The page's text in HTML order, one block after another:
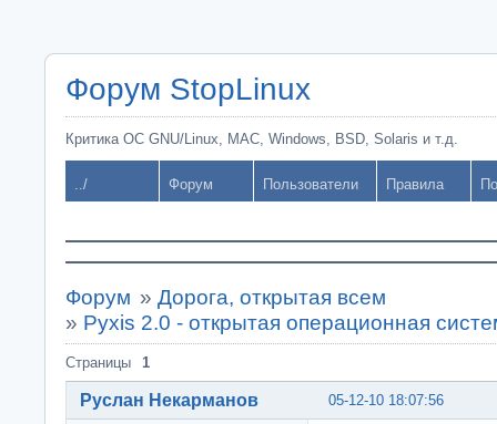
Форум StopLinux
Критика ОС GNU/Linux, MAC, Windows, BSD, Solaris и т.д.
../ Форум Пользователи Правила
Форум » Дорога, открытая всем
» Pyxis 2.0 - открытая операционная
Страницы 1
05-12-10 18:07:56
Руслан Некарманов